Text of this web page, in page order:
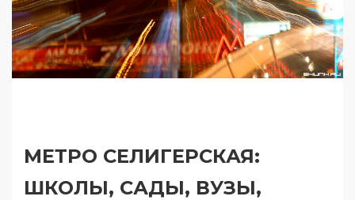
МЕТРО СЕЛИГЕРСКАЯ:
ШКОЛЫ, САДЫ, ВУЗЫ,